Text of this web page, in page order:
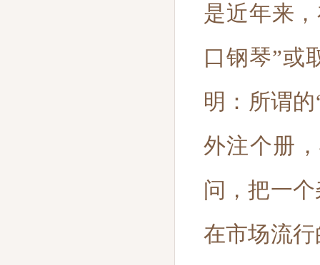
是近年来
口钢琴”或
明：所谓
外注个册
问，把一
在市场流